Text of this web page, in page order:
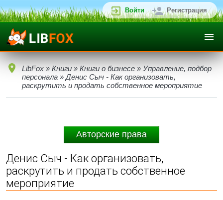
Войти Регистрация
LibFox » Книги » Книги о бизнесе » Управление, подбор
персонала » Денис Сыч - Как организовать,
раскрутить и продать собственное мероприятие
Авторские права
Денис Сыч - Как организовать,
раскрутить и продать собственное
мероприятие